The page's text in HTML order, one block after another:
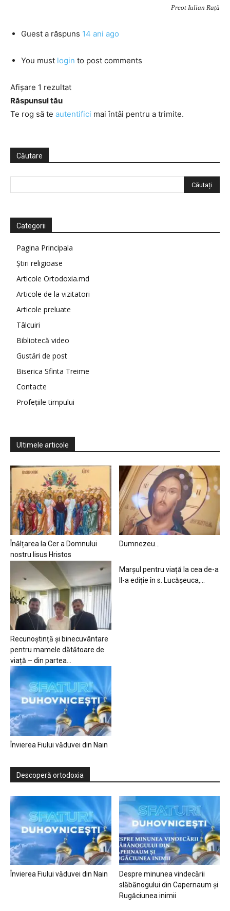
Preot Iulian Rață
Guest a răspuns 14 ani ago
You must login to post comments
Afișare 1 rezultat
Răspunsul tău
Te rog să te autentifici mai întâi pentru a trimite.
Căutare
Categorii
Pagina Principala
Știri religioase
Articole Ortodoxia.md
Articole de la vizitatori
Articole preluate
Tâlcuiri
Bibliotecă video
Gustări de post
Biserica Sfinta Treime
Contacte
Profețiile timpului
Ultimele articole
Înălțarea la Cer a Domnului
nostru Iisus Hristos
Dumnezeu…
Recunoștință și binecuvântare
pentru mamele dătătoare de
viață – din partea...
Marșul pentru viață la cea de-a
II-a ediție în s. Lucășeuca,...
Învierea Fiului văduvei din Nain
Descoperă ortodoxia
Învierea Fiului văduvei din Nain
Despre minunea vindecării
slăbănogului din Capernaum și
Rugăciunea inimii